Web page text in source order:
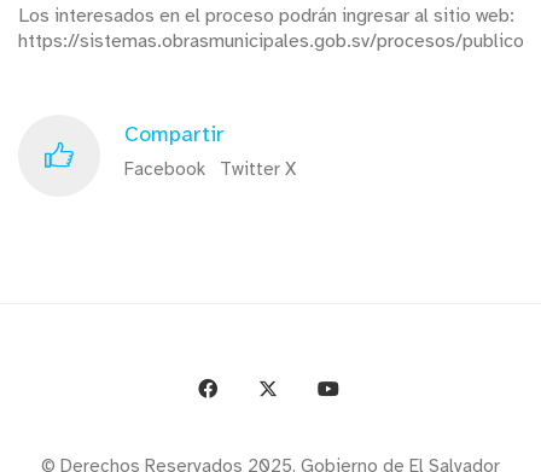
Los interesados en el proceso podrán ingresar al sitio web:
https://sistemas.obrasmunicipales.gob.sv/procesos/publico
Compartir
Facebook Twitter X
© Derechos Reservados 2025. Gobierno de El Salvador